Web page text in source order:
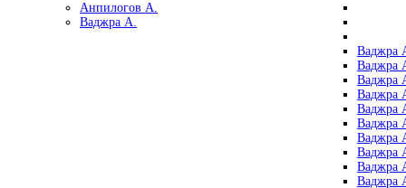
Анпилогов А.
Ваджра А.
Ваджра
Ваджра
Ваджра
Ваджра
Ваджра
Ваджра
Ваджра
Ваджра
Ваджра
Ваджра